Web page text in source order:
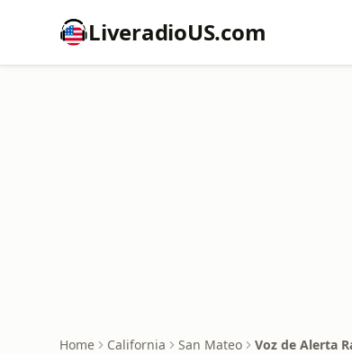
LiveradioUS.com
Home California San Mateo Voz de Alerta